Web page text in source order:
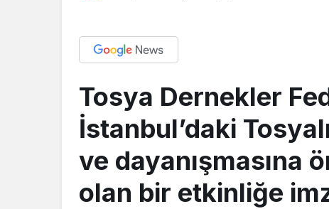
Tosya Dernekler
İstanbul’daki
ve dayanışmasına
olan bir etkinliğe